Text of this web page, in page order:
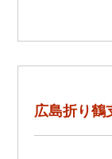
広島折り鶴